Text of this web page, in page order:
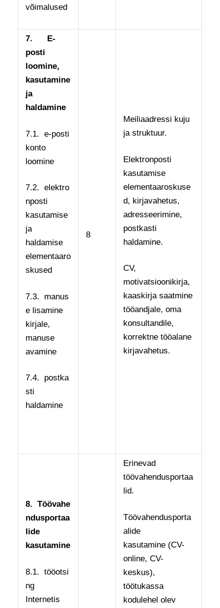
võimalused
7.
E-
posti
loomine,
kasutamine
ja
haldamine
7.1. e-posti
konto
loomine
7.2. elektro
nposti
kasutamise
ja
haldamise
elementaaro
skused
7.3. manus
e lisamine
kirjale,
manuse
avamine
7.4. postka
sti
haldamine
8
Meiliaadressi kuju
ja struktuur.
Elektronposti
kasutamise
elementaaroskuse
d, kirjavahetus,
adresseerimine,
postkasti
haldamine.
CV,
motivatsioonikirja,
kaaskirja saatmine
tööandjale, oma
konsultandile,
korrektne tööalane
kirjavahetus.
8.Töövahe
ndusportaa
lide
kasutamine
8.1. tööotsi
ng
Internetis
Erinevad
töövahendusportaa
lid.
Töövahendusporta
alide
kasutamine (CV-
online, CV-
keskus),
töötukassa
kodulehel olev